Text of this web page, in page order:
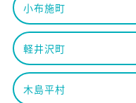
小布施町
軽井沢町
木島平村